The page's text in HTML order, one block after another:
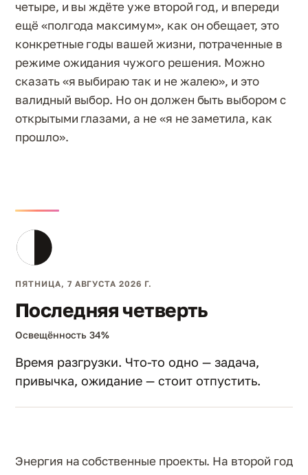
четыре, и вы ждёте уже второй год, и впереди
ещё «полгода максимум», как он обещает, это
конкретные годы вашей жизни, потраченные в
режиме ожидания чужого решения. Можно
сказать «я выбираю так и не жалею», и это
валидный выбор. Но он должен быть выбором с
открытыми глазами, а не «я не заметила, как
прошло».
ПЯТНИЦА, 7 АВГУСТА 2026 Г.
Последняя четверть
Освещённость 34%
Время разгрузки. Что-то одно — задача,
привычка, ожидание — стоит отпустить.
Энергия на собственные проекты. На второй год